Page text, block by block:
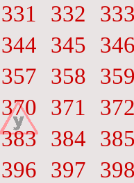
331 332
344 345
357 358
370 371
383 384
396 397